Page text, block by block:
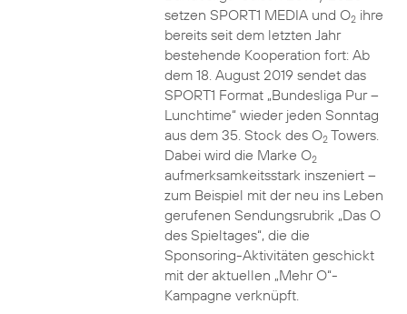
setzen SPORT1 MEDIA und O2ihre
bereits seit dem letzten Jahr
bestehende Kooperation fort: Ab
dem 18. August 2019 sendet das
SPORT1 Format „Bundesliga Pur –
Lunchtime“ wieder jeden Sonntag
aus dem 35. Stock des O2Towers.
Dabei wird die Marke O2
aufmerksamkeitsstark inszeniert –
zum Beispiel mit der neu ins Leben
gerufenen Sendungsrubrik „Das O
des Spieltages“, die die
Sponsoring-Aktivitäten geschickt
mit der aktuellen „Mehr O“-
Kampagne verknüpft.